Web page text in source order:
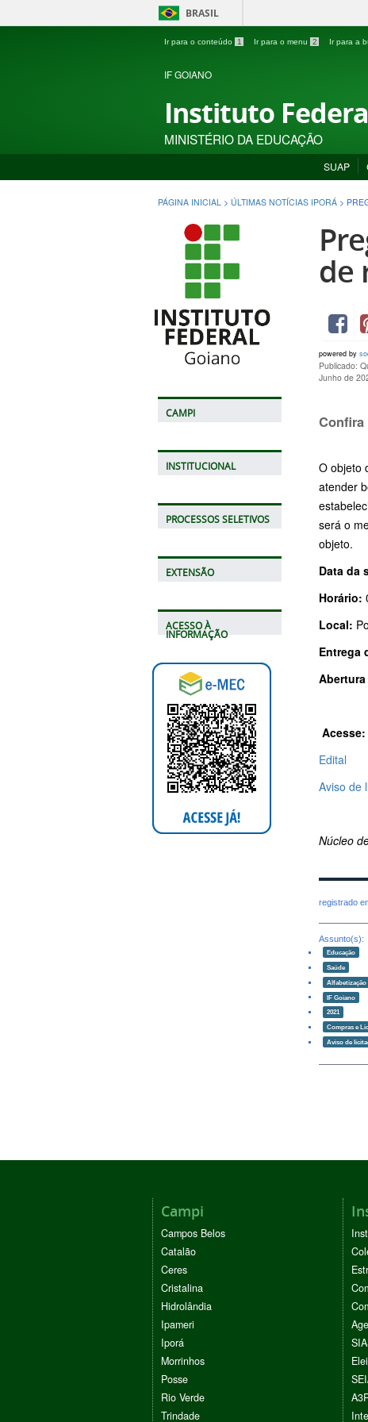
BRASIL
Ir para o conteúdo 1 Ir para o menu 2 Ir para a
IF GOIANO
Instituto
MINISTÉRIO DA EDUCAÇÃO
SUAP
PÁGINA INICIAL > ÚLTIMAS NOTÍCIAS IPORÁ >
CAMPI
INSTITUCIONAL
PROCESSOS SELETIVOS
EXTENSÃO
ACESSO À
INFORMAÇÃO
de
powered by
Publicado:
Junho de
O objeto
atender
será o
objeto.
Data da
Horário:
Local:
Entrega
Acesse:
Edital
Aviso de
Núcleo
registrado
Assunto(s):
Educação
Saúde
Alfabetização
IF Goiano
2021
Compras e
Aviso de
Campi
Campos Belos
Catalão
Ceres
Cristalina
Hidrolândia
Ipameri
Iporá
Morrinhos
Posse
Rio Verde
Trindade